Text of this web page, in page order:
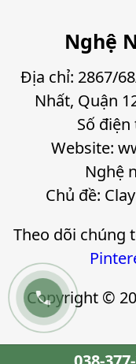
Nghệ
Địa chỉ: 2867/
Nhất, Quận
Số điện
Website:
Nghệ
Chủ đề:
Theo dõi chúng
Copyright ©
